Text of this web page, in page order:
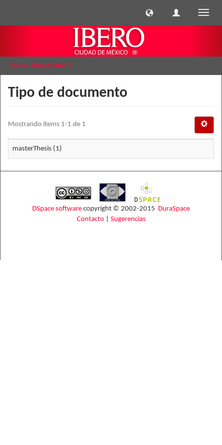
Tipo de documento
Tipo de documento
Mostrando ítems 1-1 de 1
masterThesis (1)
DSpace software copyright © 2002-2015 DuraSpace
Contacto| Sugerencias